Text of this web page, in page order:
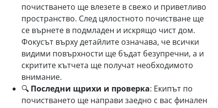
почистването ще влезете в свежо и приветливо
пространство. След цялостното почистване ще
се върнете в подмладен и искрящо чист дом.
Фокусът върху детайлите означава, че всички
видими повърхности ще бъдат безупречни, а и
скритите кътчета ще получат необходимото
внимание.
🔍 Последни щрихи и проверка: Екипът по
почистването ще направи заедно с вас финален